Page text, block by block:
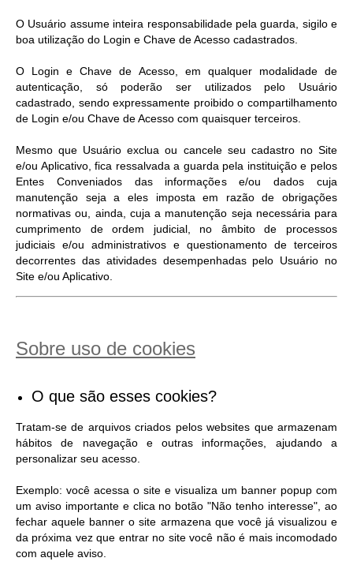
O Usuário assume inteira responsabilidade pela guarda, sigilo e
boa utilização do Login e Chave de Acesso cadastrados.
O Login e Chave de Acesso, em qualquer modalidade de
autenticação, só poderão ser utilizados pelo Usuário
cadastrado, sendo expressamente proibido o compartilhamento
de Login e/ou Chave de Acesso com quaisquer terceiros.
Mesmo que Usuário exclua ou cancele seu cadastro no Site
e/ou Aplicativo, fica ressalvada a guarda pela instituição e pelos
Entes Conveniados das informações e/ou dados cuja
manutenção seja a eles imposta em razão de obrigações
normativas ou, ainda, cuja a manutenção seja necessária para
cumprimento de ordem judicial, no âmbito de processos
judiciais e/ou administrativos e questionamento de terceiros
decorrentes das atividades desempenhadas pelo Usuário no
Site e/ou Aplicativo.
Sobre uso de cookies
O que são esses cookies?
Tratam-se de arquivos criados pelos websites que armazenam
hábitos de navegação e outras informações, ajudando a
personalizar seu acesso.
Exemplo: você acessa o site e visualiza um banner popup com
um aviso importante e clica no botão "Não tenho interesse", ao
fechar aquele banner o site armazena que você já visualizou e
da próxima vez que entrar no site você não é mais incomodado
com aquele aviso.